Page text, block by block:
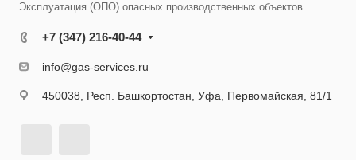
Эксплуатация (ОПО) опасных производственных объектов
+7 (347) 216-40-44
info@gas-services.ru
450038, Респ. Башкортостан, Уфа, Первомайская, 81/1